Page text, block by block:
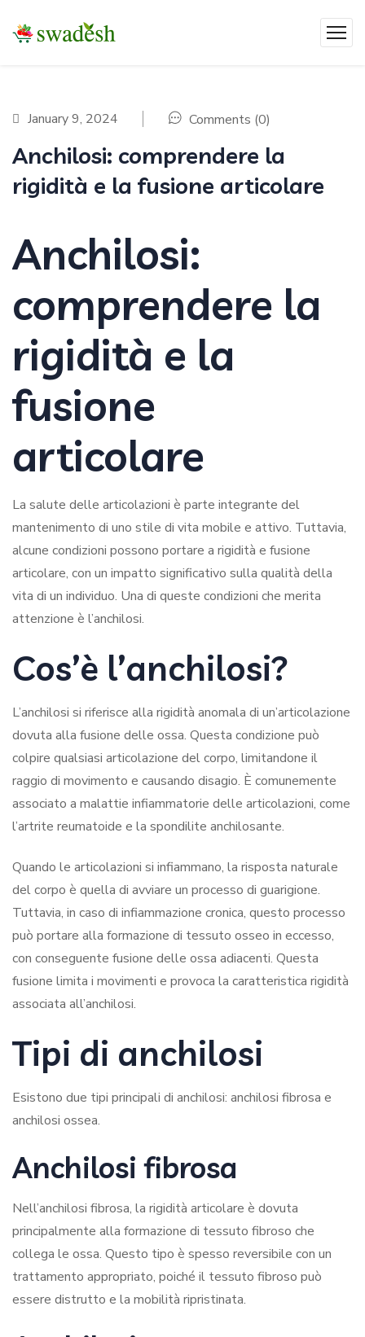
January 9, 2024 Comments (0)
Anchilosi: comprendere la
rigidità e la fusione articolare
Anchilosi:
comprendere la
rigidità e la
fusione
articolare
La salute delle articolazioni è parte integrante del
mantenimento di uno stile di vita mobile e attivo. Tuttavia,
alcune condizioni possono portare a rigidità e fusione
articolare, con un impatto significativo sulla qualità della
vita di un individuo. Una di queste condizioni che merita
attenzione è l’anchilosi.
Cos’è l’anchilosi?
L’anchilosi si riferisce alla rigidità anomala di un’articolazione
dovuta alla fusione delle ossa. Questa condizione può
colpire qualsiasi articolazione del corpo, limitandone il
raggio di movimento e causando disagio. È comunemente
associato a malattie infiammatorie delle articolazioni, come
l’artrite reumatoide e la spondilite anchilosante.
Quando le articolazioni si infiammano, la risposta naturale
del corpo è quella di avviare un processo di guarigione.
Tuttavia, in caso di infiammazione cronica, questo processo
può portare alla formazione di tessuto osseo in eccesso,
con conseguente fusione delle ossa adiacenti. Questa
fusione limita i movimenti e provoca la caratteristica rigidità
associata all’anchilosi.
Tipi di anchilosi
Esistono due tipi principali di anchilosi: anchilosi fibrosa e
anchilosi ossea.
Anchilosi fibrosa
Nell’anchilosi fibrosa, la rigidità articolare è dovuta
principalmente alla formazione di tessuto fibroso che
collega le ossa. Questo tipo è spesso reversibile con un
trattamento appropriato, poiché il tessuto fibroso può
essere distrutto e la mobilità ripristinata.